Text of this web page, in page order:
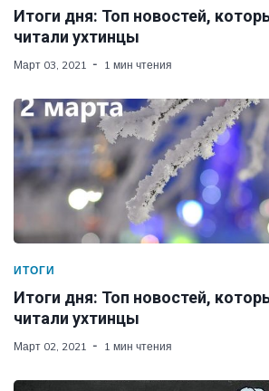
Итоги дня: Топ новостей,
читали ухтинцы
Март 03, 2021 1 мин чтения
ИТОГИ
Итоги дня: Топ новостей,
читали ухтинцы
Март 02, 2021 1 мин чтения